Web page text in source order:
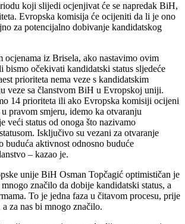
koji slijedi ocjenjivat će se napredak BiH,
Evropska komisija će ocijeniti da li je ono
za potencijalno dobivanje kandidatskog
ocjenama iz Brisela, ako nastavimo ovim
bismo očekivati kandidatski status sljedeće
prioriteta nema veze s kandidatskim
veze sa članstvom BiH u Evropskoj uniji.
14 prioriteta ili ako Evropska komisiji ocijeni
pravom smjeru, idemo ka otvaranju
veći status od onoga što nazivamo
Isključivo su vezani za otvaranje
buduća aktivnost odnosno buduće
– kazao je.
unije BiH Osman Topčagić optimističan je
značilo da dobije kandidatski status, a
To je jedna faza u čitavom procesu, prije
za nas bi mnogo značilo.